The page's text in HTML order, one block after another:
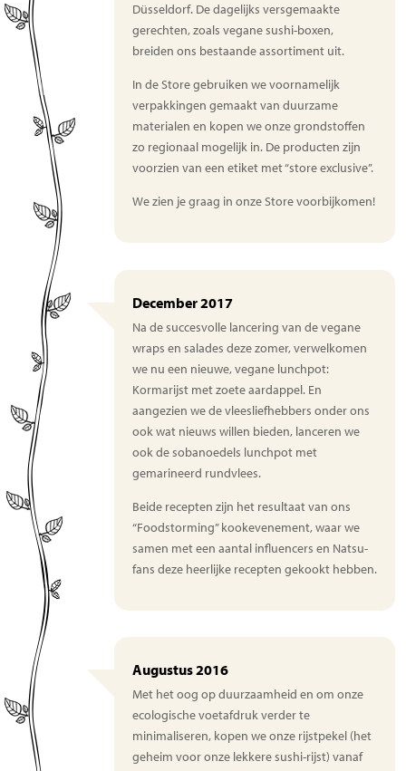
Düsseldorf. De dagelijks versgemaakte
gerechten, zoals vegane sushi-boxen,
breiden ons bestaande assortiment uit.
In de Store gebruiken we voornamelijk
verpakkingen gemaakt van duurzame
materialen en kopen we onze grondstoffen
zo regionaal mogelijk in. De producten zijn
voorzien van een etiket met “store exclusive”.
We zien je graag in onze Store voorbijkomen!
December 2017
Na de succesvolle lancering van de vegane
wraps en salades deze zomer, verwelkomen
we nu een nieuwe, vegane lunchpot:
Kormarijst met zoete aardappel. En
aangezien we de vleesliefhebbers onder ons
ook wat nieuws willen bieden, lanceren we
ook de sobanoedels lunchpot met
gemarineerd rundvlees.
Beide recepten zijn het resultaat van ons
“Foodstorming” kookevenement, waar we
samen met een aantal influencers en Natsu-
fans deze heerlijke recepten gekookt hebben.
Augustus 2016
Met het oog op duurzaamheid en om onze
ecologische voetafdruk verder te
minimaliseren, kopen we onze rijstpekel (het
geheim voor onze lekkere sushi-rijst) vanaf